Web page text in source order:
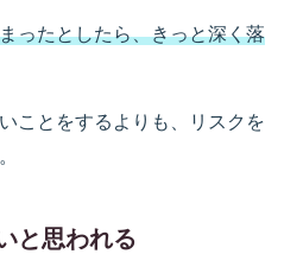
ったとしたら、きっと深く落
ことをするよりも、リスクを
と思われる